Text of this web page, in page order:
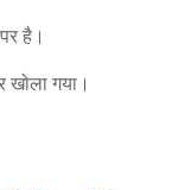
है।
खोला गया।